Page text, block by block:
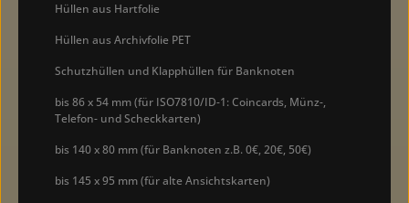
Hüllen aus Hartfolie
Hüllen aus Archivfolie PET
Schutzhüllen und Klapphüllen für Banknoten
bis 86 x 54 mm (für ISO7810/ID-1: Coincards, Münz-,
Telefon- und Scheckkarten)
bis 140 x 80 mm (für Banknoten z.B. 0€, 20€, 50€)
bis 145 x 95 mm (für alte Ansichtskarten)